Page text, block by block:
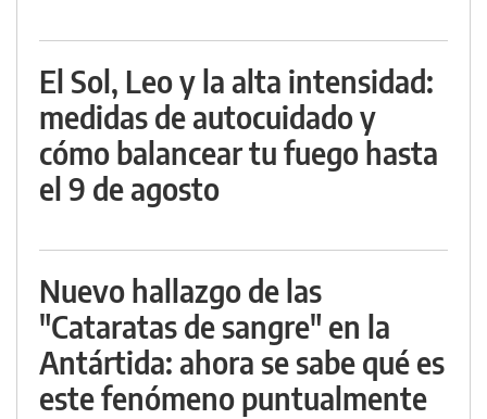
El Sol, Leo y la alta intensidad:
medidas de autocuidado y
cómo balancear tu fuego hasta
el 9 de agosto
Nuevo hallazgo de las
"Cataratas de sangre" en la
Antártida: ahora se sabe qué es
este fenómeno puntualmente